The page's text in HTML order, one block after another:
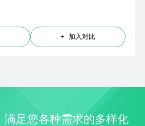
+ 加入对比
满足您各种需求的多样化